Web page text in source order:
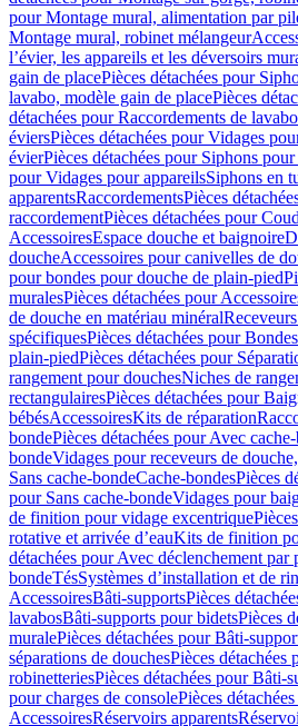
pour Montage mural, alimentation par
Montage mural, robinet mélangeur
l’évier, les appareils et les déversoirs
gain de placePièces détachées pour
lavabo, modèle gain de placePièces
détachées pour Raccordements de lavabo
éviersPièces détachées pour Vidages
évierPièces détachées pour Siphons
pour Vidages pour appareilsSiphons en
apparentsRaccordementsPièces
raccordementPièces détachées pour
AccessoiresEspace douche et baignoire
doucheAccessoires pour canivelles de
pour bondes pour douche de plain-pied
muralesPièces détachées pour
de douche en matériau minéral
spécifiquesPièces détachées pour
plain-piedPièces détachées pour
rangement pour douchesNiches de
rectangulairesPièces détachées pour
bébésAccessoiresKits de réparation
bondePièces détachées pour Avec
bondeVidages pour receveurs de
Sans cache-bondeCache-bondesPièces
pour Sans cache-bondeVidages pour
de finition pour vidage excentrique
rotative et arrivée d’eauKits de finition
détachées pour Avec déclenchement par
bondeTésSystèmes d’installation et de
AccessoiresBâti-supportsPièces
lavabosBâti-supports pour bidetsPièces
muralePièces détachées pour Bâti-
séparations de douchesPièces détachées
robinetteriesPièces détachées pour Bâti-
pour charges de consolePièces
AccessoiresRéservoirs apparents